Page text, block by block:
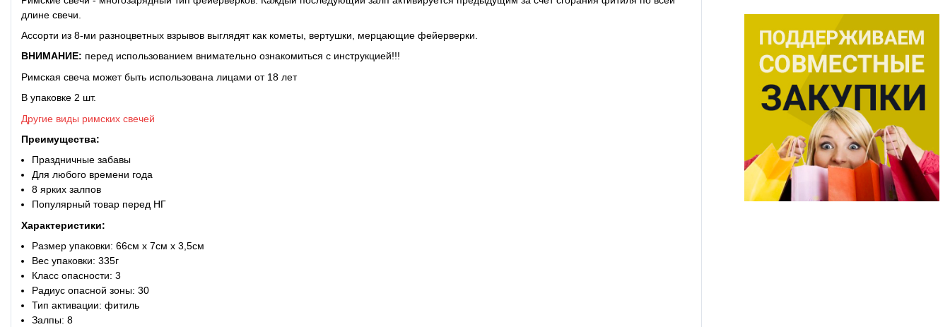
длине свечи.
Ассорти из 8-ми разноцветных взрывов выглядят как кометы, вертушки, мерцающие фейерверки.
ВНИМАНИЕ: перед использованием внимательно ознакомиться с инструкцией!!!
Римская свеча может быть использована лицами от 18 лет
В упаковке 2 шт.
Другие виды римских свечей
Преимущества:
Праздничные забавы
Для любого времени года
8 ярких залпов
Популярный товар перед НГ
Характеристики:
Размер упаковки: 66см x 7см x 3,5см
Вес упаковки: 335г
Класс опасности: 3
Радиус опасной зоны: 30
Тип активации: фитиль
Залпы: 8